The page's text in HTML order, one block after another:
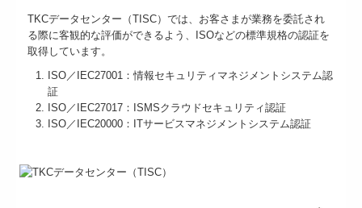
TKCデータセンター（TISC）では、お客さまが業務を委託され
る際に客観的な評価ができるよう、ISOなどの標準規格の認証を
取得しています。
ISO／IEC27001：情報セキュリティマネジメントシステム認
証
ISO／IEC27017：ISMSクラウドセキュリティ認証
ISO／IEC20000：ITサービスマネジメントシステム認証